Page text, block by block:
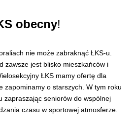
obecny!
nie może zabraknąć ŁKS-u.
zawsze jest blisko mieszkańców i
ŁKS mamy ofertę dla
zapominamy o starszych. W tym roku
zapraszając seniorów do wspólnej
czasu w sportowej atmosferze.